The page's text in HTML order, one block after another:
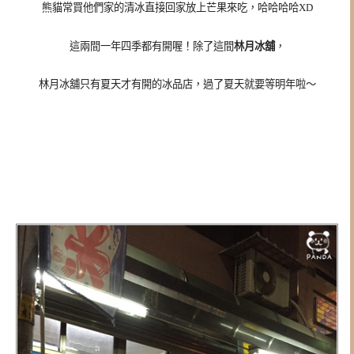
熊貓常買他們家的清冰直接回家放上芒果來吃，哈哈哈哈XD
這兩間一年四季都有開喔！除了這間林月冰舖，
林月冰舖只有夏天才有開的冰品店，過了夏天就要等明年啦～